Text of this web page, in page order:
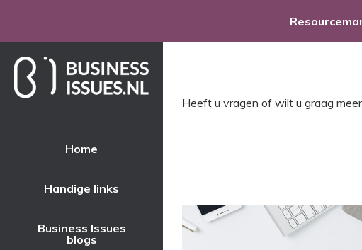
Home
Handige links
Business Issues
blogs
Heeft u vragen of wilt u graag